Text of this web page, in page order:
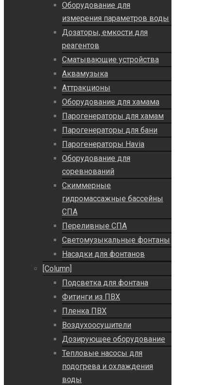
Оборудование для
измерения параметров воды
Дозаторы, емкости для
реагентов
Сматывающие устройства
Аквамузыка
Аттракционы
Оборудование для хамама
Парогенераторы для хамам
Парогенераторы для бани
Парогенераторы Havia
Оборудование для
соревнований
Скиммерные
гидромассажные бассейны
СПА
Переливные СПА
Светомузыкальные фонтаны
Насадки для фонтанов
[Column]
Подсветка для фонтана
Фитинги из ПВХ
Пленка ПВХ
Воздухоосушители
Дозирующее оборудование
Тепловые насосы для
подогрева и охлаждения
воды